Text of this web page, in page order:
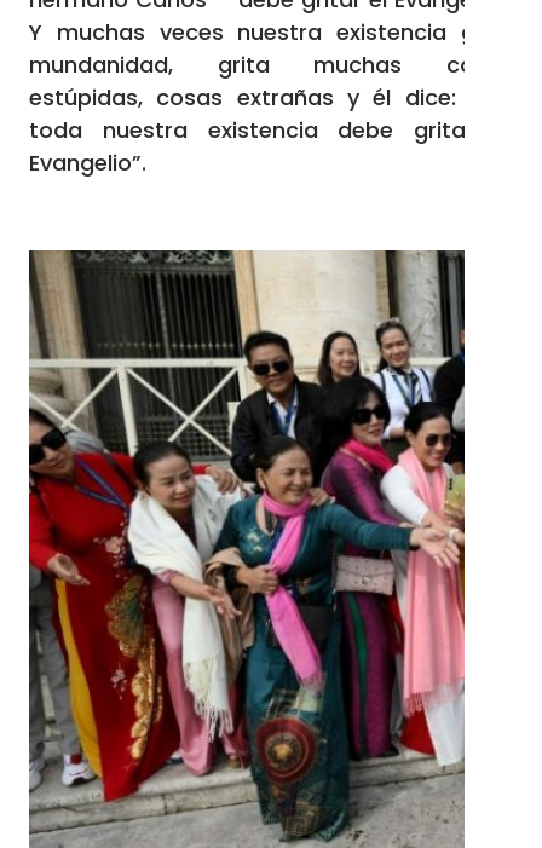
Y muchas veces nuestra existencia grita
mundanidad, grita muchas cosas
estúpidas, cosas extrañas y él dice: “No,
toda nuestra existencia debe gritar el
Evangelio”.